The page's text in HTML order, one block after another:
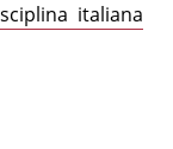
italiana